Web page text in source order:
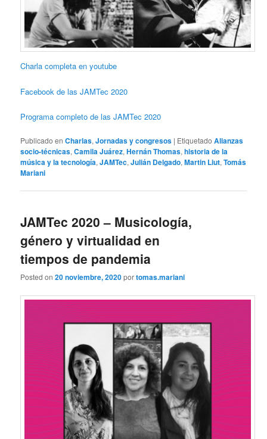
Charla completa en youtube
Facebook de las JAMTec 2020
Programa completo de las JAMTec 2020
Publicado en Charlas,Jornadas y congresos | Etiquetado Alianzas
socio-técnicas,Camila Juárez,Hernán Thomas,historia de la
música y la tecnología,JAMTec,Julián Delgado,Martin Liut,Tomás
Mariani
JAMTec 2020 – Musicología,
género y virtualidad en
tiempos de pandemia
Posted on20 noviembre, 2020portomas.mariani